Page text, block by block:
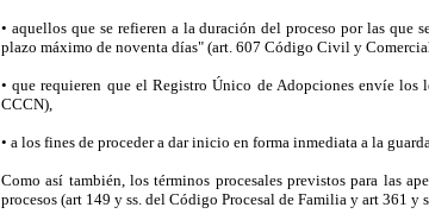
• aquellos que se refieren a la duración del proceso por las que
plazo máximo de noventa días" (art. 607 Código Civil y
• que requieren que el Registro Único de Adopciones envíe
CCCN),
• a los fines de proceder a dar inicio en forma inmediata a la
Como así también, los términos procesales previstos para las
procesos (art 149 y ss. del Código Procesal de Familia y art 361